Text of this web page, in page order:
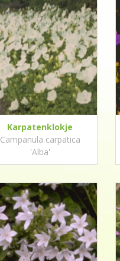
Karpatenklokje
Campanula carpatica
'Alba'